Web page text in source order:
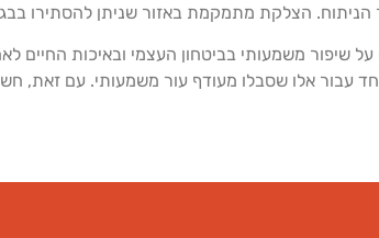
הניתוח. הצלקת מתמקמת באזור שניתן להסתירו
על שיפור משמעותי בביטחון העצמי ובאיכות החיים
עבור אלו שסבלו מעודף עור משמעותי. עם זאת,